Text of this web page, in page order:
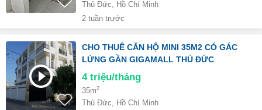
Thủ Đức, Hồ Chí Minh
2 tuần trước
CHO THUÊ CĂN HỘ MINI 35M2 CÓ GÁC
LỬNG GẦN GIGAMALL THỦ ĐỨC
4 triệu/tháng
35m2
Thủ Đức, Hồ Chí Minh